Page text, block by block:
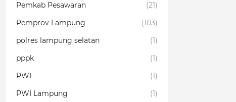
Pemkab Pesawaran
(21)
Pemprov Lampung
(103)
polres lampung selatan
(1)
pppk
(1)
PWI
(1)
PWI Lampung
(1)